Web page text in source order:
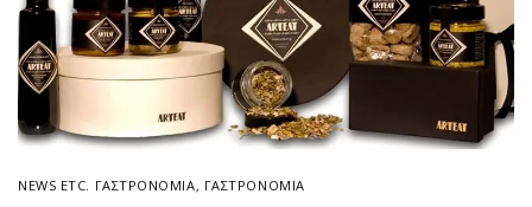
NEWS ETC. ΓΑΣΤΡΟΝΟΜΊΑ, ΓΑΣΤΡΟΝΟΜΙΑ